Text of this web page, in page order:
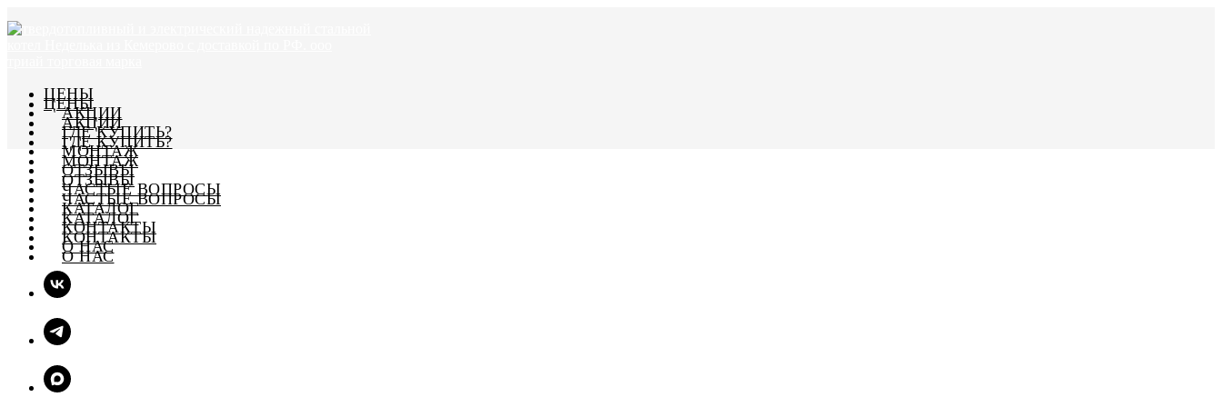
ЦЕНЫ
АКЦИИ
ГДЕ КУПИТЬ?
МОНТАЖ
ОТЗЫВЫ
ЧАСТЫЕ ВОПРОСЫ
КАТАЛОГ
КОНТАКТЫ
О НАС
ЦЕНЫ
АКЦИИ
ГДЕ КУПИТЬ?
МОНТАЖ
ОТЗЫВЫ
ЧАСТЫЕ ВОПРОСЫ
КАТАЛОГ
КОНТАКТЫ
О НАС